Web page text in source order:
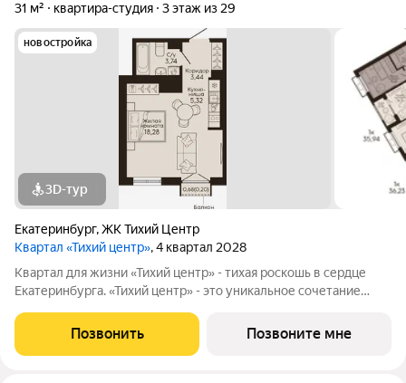
31 м²
квартира-студия 3 этаж из 29
новостройка
3D-тур
Екатеринбург,ЖК Тихий Центр
Квартал «Тихий центр», 4 квартал 2028
Квартал для жизни «Тихий центр» - тихая роскошь в сердце
Екатеринбурга. «Тихий центр» - это уникальное сочетание
инфраструктуры. Соседство с главными
достопримечательностями, лучшими ресторанами и
Позвонить Позвоните мне